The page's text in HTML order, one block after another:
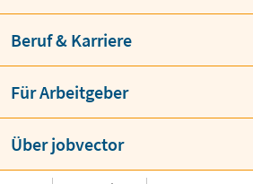
Beruf & Karriere
Für Arbeitgeber
Über jobvector